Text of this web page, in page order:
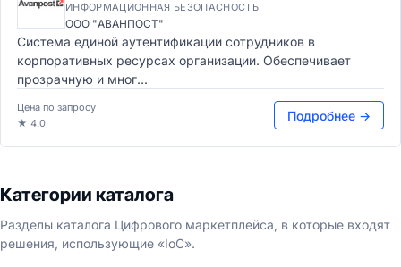
ИНФОРМАЦИОННАЯ БЕЗОПАСНОСТЬ
ООО "АВАНПОСТ"
Система единой аутентификации сотрудников в
корпоративных ресурсах организации. Обеспечивает
прозрачную и мног...
Цена по запросу
★ 4.0
Подробнее →
Категории каталога
Разделы каталога Цифрового маркетплейса, в которые входят
решения, использующие «IoC».